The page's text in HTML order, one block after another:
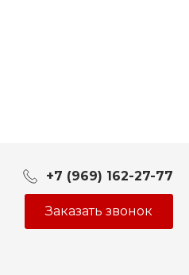
+7 (969) 162-27-77
Заказать звонок